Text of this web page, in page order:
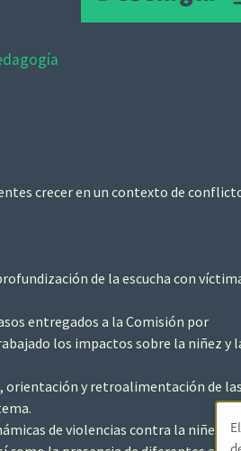
crecer en un contexto de
de la escucha con
entregados a la Comisión por
los impactos sobre la niñez y
orientación y retroalimentación de las
de violencias contra la niñez y